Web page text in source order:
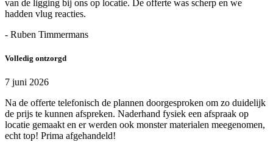
van de ligging bij ons op locatie. De offerte was scherp en we
hadden vlug reacties.
- Ruben Timmermans
Volledig ontzorgd
7 juni 2026
Na de offerte telefonisch de plannen doorgesproken om zo duidelijk
de prijs te kunnen afspreken. Naderhand fysiek een afspraak op
locatie gemaakt en er werden ook monster materialen meegenomen,
echt top! Prima afgehandeld!